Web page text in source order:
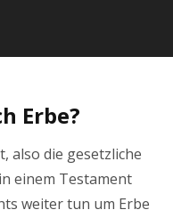
Erbe?
also die gesetzliche
einem Testament
weiter tun um Erbe